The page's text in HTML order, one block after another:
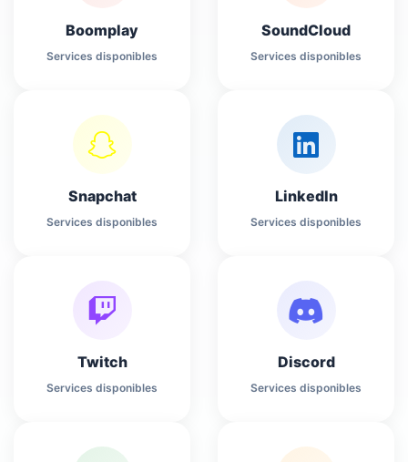
Boomplay
Services disponibles
SoundCloud
Services disponibles
Snapchat
Services disponibles
LinkedIn
Services disponibles
Twitch
Services disponibles
Discord
Services disponibles